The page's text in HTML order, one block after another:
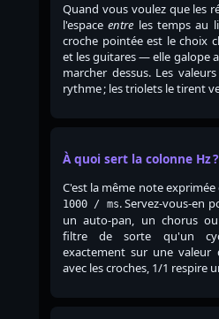
Quand vous voulez que les
l'espaceentre les temps au
croche pointée est le choix
et les guitares — elle galope
marcher dessus. Les
rythme ; les triolets le tirent
À quoi sert la colonne Hz ?
C'est la même note exprimée
1000 / ms. Servez-vous-en
un auto-pan, un chorus
filtre de sorte qu'un
exactement sur une
avec les croches, 1/1 respire